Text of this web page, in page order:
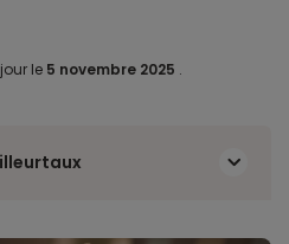
le 5 novembre 2025 .